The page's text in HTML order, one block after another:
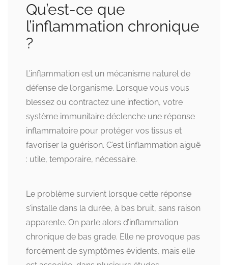
Qu’est-ce que
l’inflammation chronique
?
L’inflammation est un mécanisme naturel de
défense de l’organisme. Lorsque vous vous
blessez ou contractez une infection, votre
système immunitaire déclenche une réponse
inflammatoire pour protéger vos tissus et
favoriser la guérison. C’est l’inflammation aiguë
: utile, temporaire, nécessaire.
Le problème survient lorsque cette réponse
s’installe dans la durée, à bas bruit, sans raison
apparente. On parle alors d’inflammation
chronique de bas grade. Elle ne provoque pas
forcément de symptômes évidents, mais elle